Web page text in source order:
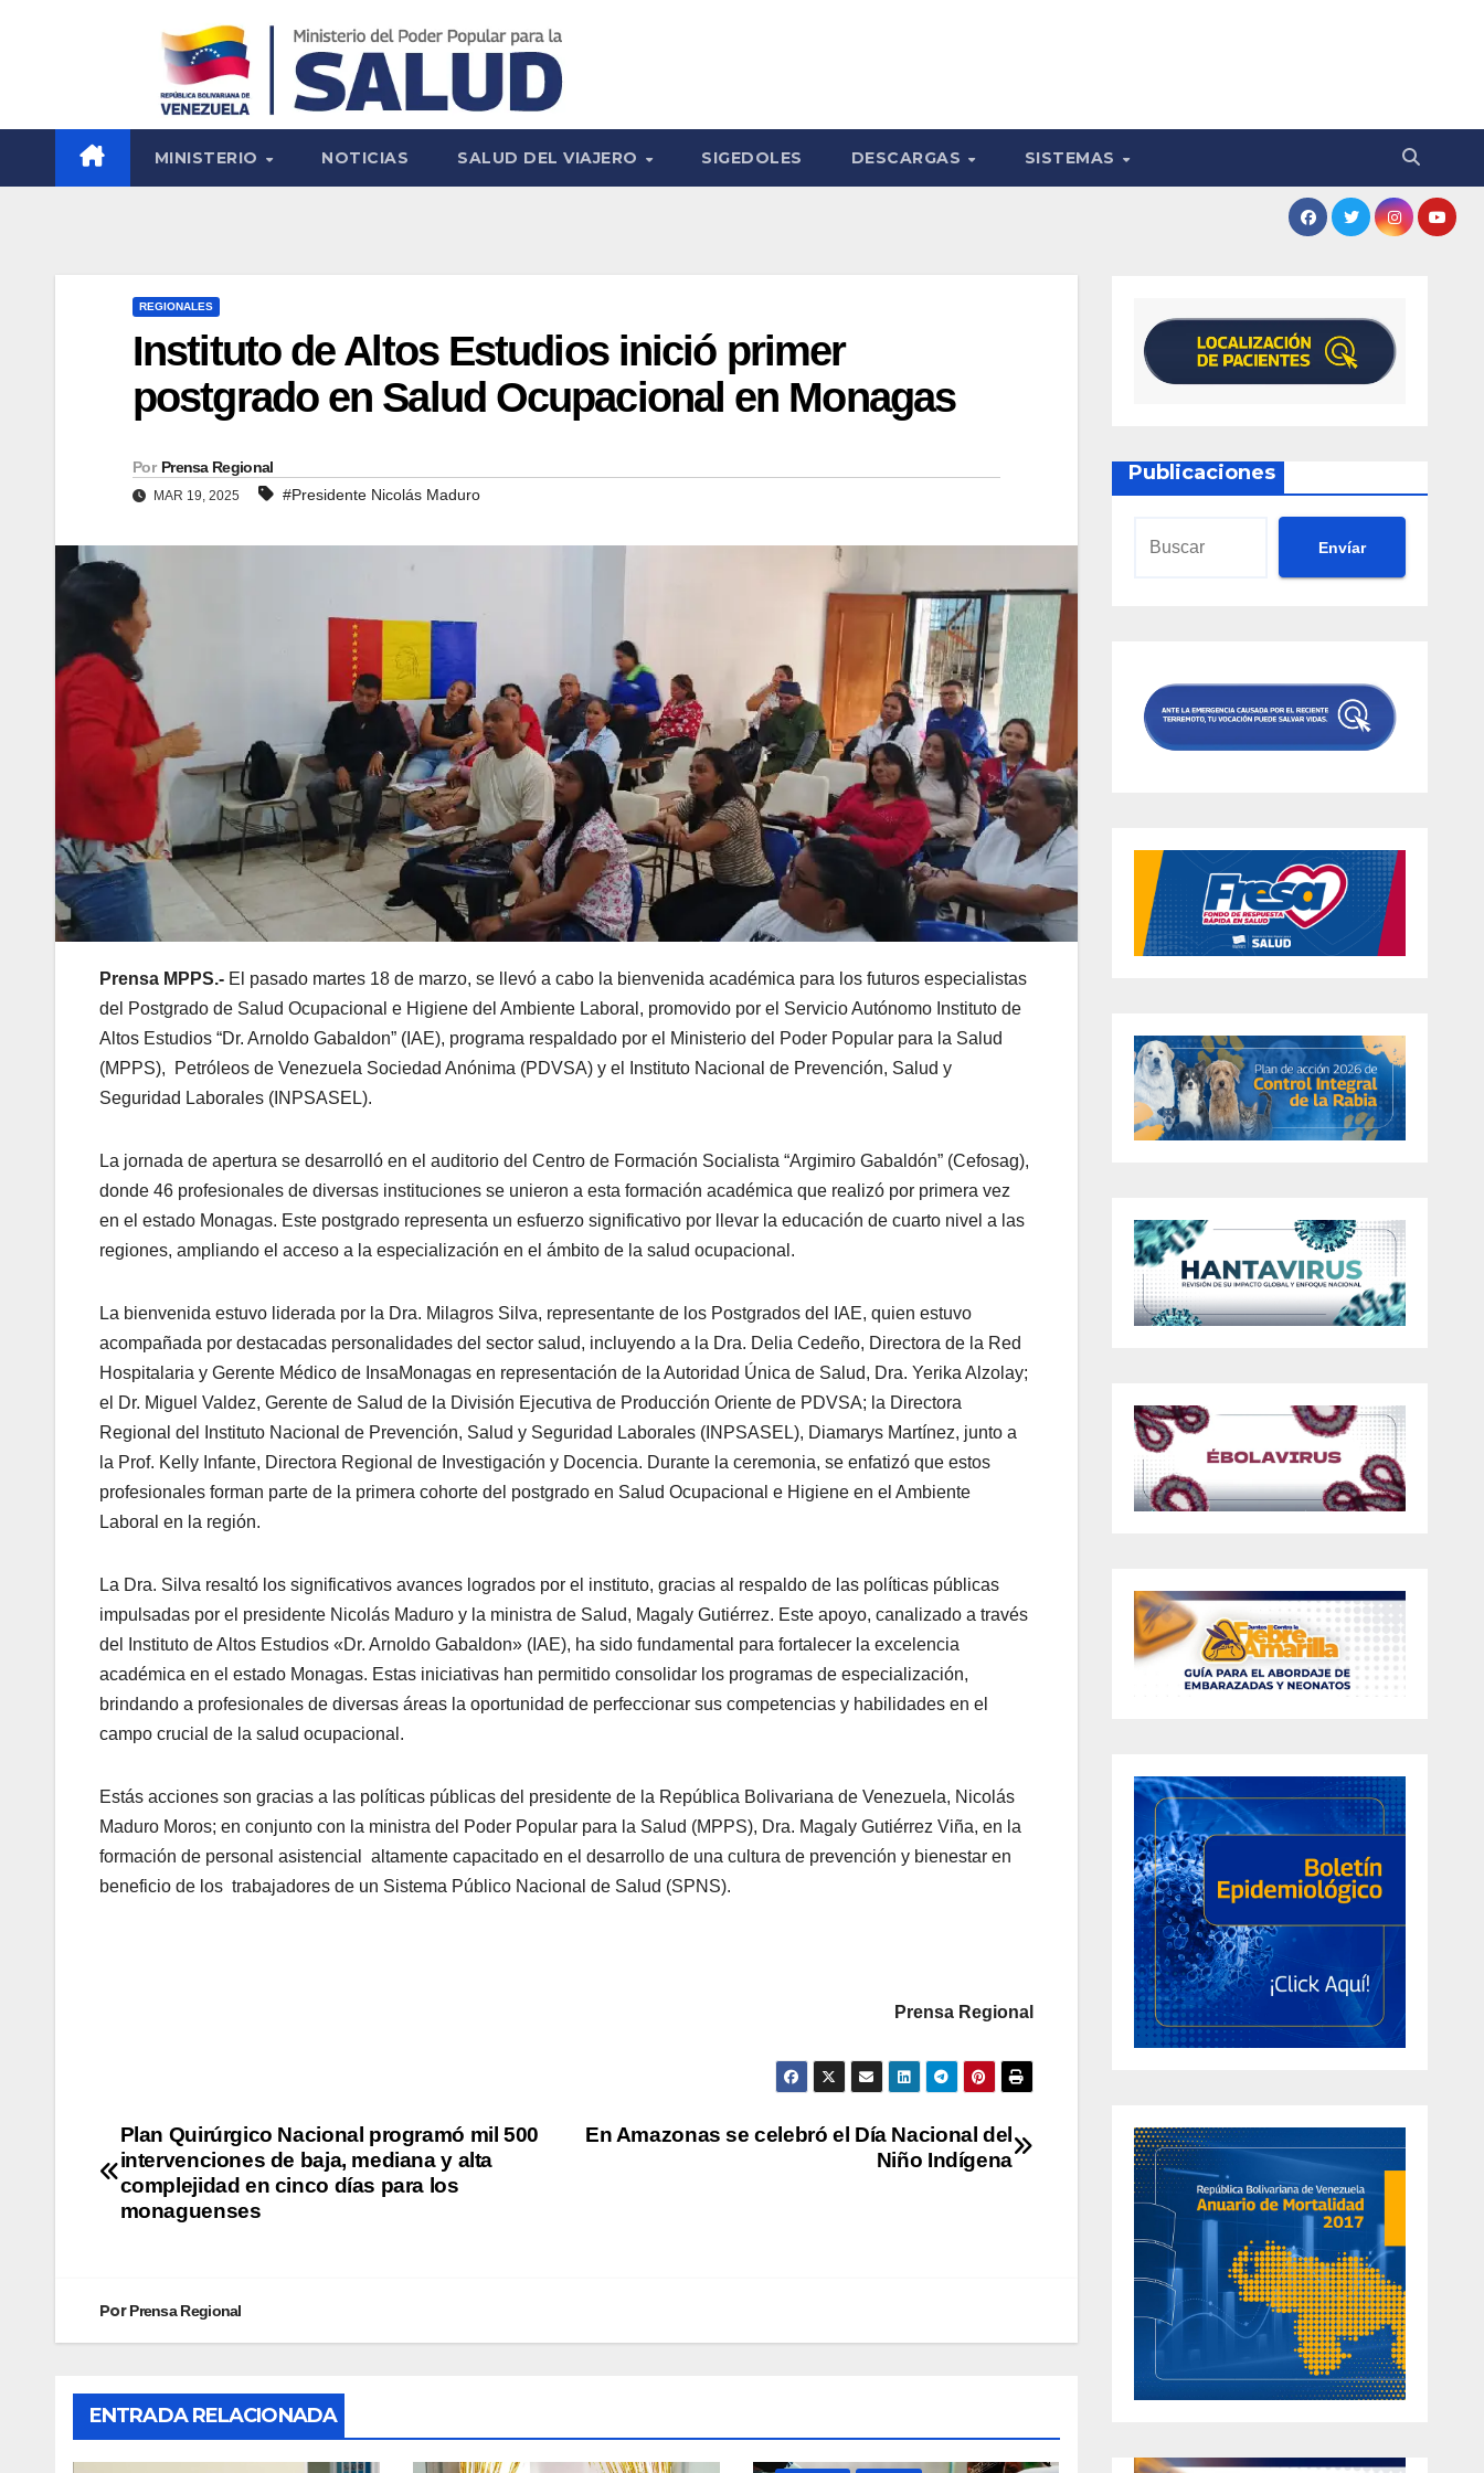
MINISTERIO NOTICIAS SALUD DEL VIAJERO SIGEDOLES DESCARGAS SISTEMAS
REGIONALES
Instituto de Altos Estudios inició primer
postgrado en Salud Ocupacional en Monagas
Por Prensa Regional
MAR 19, 2025 #Presidente Nicolás Maduro
Prensa MPPS.- El pasado martes 18 de marzo, se llevó a cabo la bienvenida académica para los futuros especialistas
del Postgrado de Salud Ocupacional e Higiene del Ambiente Laboral, promovido por el Servicio Autónomo Instituto de
Altos Estudios “Dr. Arnoldo Gabaldon” (IAE), programa respaldado por el Ministerio del Poder Popular para la Salud
(MPPS), Petróleos de Venezuela Sociedad Anónima (PDVSA) y el Instituto Nacional de Prevención, Salud y
Seguridad Laborales (INPSASEL).
La jornada de apertura se desarrolló en el auditorio del Centro de Formación Socialista “Argimiro Gabaldón” (Cefosag),
donde 46 profesionales de diversas instituciones se unieron a esta formación académica que realizó por primera vez
en el estado Monagas. Este postgrado representa un esfuerzo significativo por llevar la educación de cuarto nivel a las
regiones, ampliando el acceso a la especialización en el ámbito de la salud ocupacional.
La bienvenida estuvo liderada por la Dra. Milagros Silva, representante de los Postgrados del IAE, quien estuvo
acompañada por destacadas personalidades del sector salud, incluyendo a la Dra. Delia Cedeño, Directora de la Red
Hospitalaria y Gerente Médico de InsaMonagas en representación de la Autoridad Única de Salud, Dra. Yerika Alzolay;
el Dr. Miguel Valdez, Gerente de Salud de la División Ejecutiva de Producción Oriente de PDVSA; la Directora
Regional del Instituto Nacional de Prevención, Salud y Seguridad Laborales (INPSASEL), Diamarys Martínez, junto a
la Prof. Kelly Infante, Directora Regional de Investigación y Docencia. Durante la ceremonia, se enfatizó que estos
profesionales forman parte de la primera cohorte del postgrado en Salud Ocupacional e Higiene en el Ambiente
Laboral en la región.
La Dra. Silva resaltó los significativos avances logrados por el instituto, gracias al respaldo de las políticas públicas
impulsadas por el presidente Nicolás Maduro y la ministra de Salud, Magaly Gutiérrez. Este apoyo, canalizado a través
del Instituto de Altos Estudios «Dr. Arnoldo Gabaldon» (IAE), ha sido fundamental para fortalecer la excelencia
académica en el estado Monagas. Estas iniciativas han permitido consolidar los programas de especialización,
brindando a profesionales de diversas áreas la oportunidad de perfeccionar sus competencias y habilidades en el
campo crucial de la salud ocupacional.
Estás acciones son gracias a las políticas públicas del presidente de la República Bolivariana de Venezuela, Nicolás
Maduro Moros; en conjunto con la ministra del Poder Popular para la Salud (MPPS), Dra. Magaly Gutiérrez Viña, en la
formación de personal asistencial altamente capacitado en el desarrollo de una cultura de prevención y bienestar en
beneficio de los trabajadores de un Sistema Público Nacional de Salud (SPNS).
Prensa Regional
En Amazonas se celebró el Día Nacional del
Niño Indígena
Plan Quirúrgico Nacional programó mil 500
intervenciones de baja, mediana y alta
complejidad en cinco días para los
monaguenses
PorPrensa Regional
ENTRADA RELACIONADA
Publicaciones
Envíar